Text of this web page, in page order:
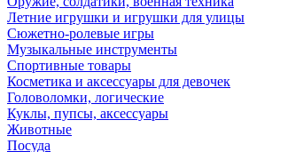
Летние игрушки и игрушки для улицы
Сюжетно-ролевые игры
Музыкальные инструменты
Спортивные товары
Косметика и аксессуары для девочек
Головоломки, логические
Куклы, пупсы, аксессуары
Животные
Посуда